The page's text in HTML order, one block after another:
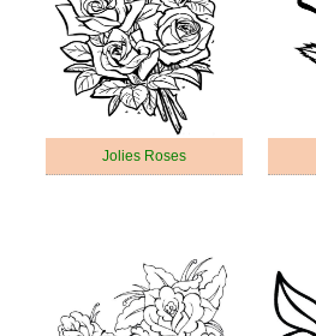
Jolies Roses